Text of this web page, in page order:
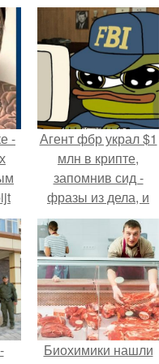
-
Агент фбр украл $1
млн в крипте,
запомнив сид -
фразы из дела, и
советовался с
Chatgpt, как их
потратить.
Биохимики нашли